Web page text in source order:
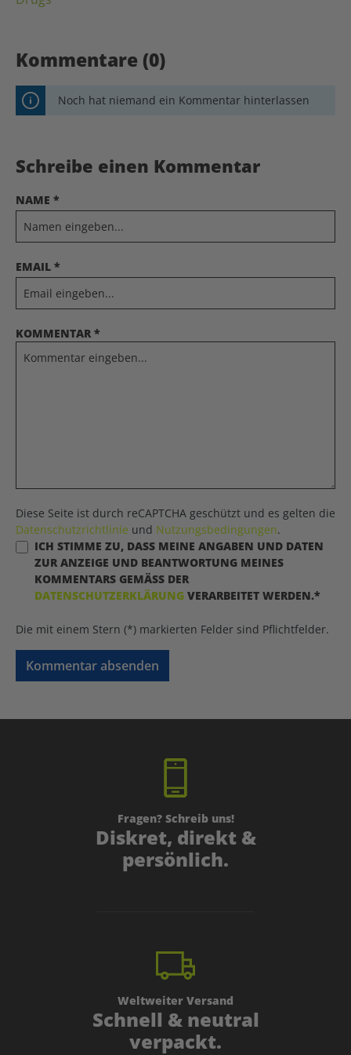
Kommentare (0)
Noch hat niemand ein Kommentar hinterlassen
Schreibe einen Kommentar
NAME *
EMAIL *
KOMMENTAR *
Diese Seite ist durch reCAPTCHA geschützt und es gelten die
Datenschutzrichtlinie und Nutzungsbedingungen.
ICH STIMME ZU, DASS MEINE ANGABEN UND DATEN
ZUR ANZEIGE UND BEANTWORTUNG MEINES
KOMMENTARS GEMÄSS DER
DATENSCHUTZERKLÄRUNG VERARBEITET WERDEN.*
Die mit einem Stern (*) markierten Felder sind Pflichtfelder.
Kommentar absenden
Fragen? Schreib uns!
Diskret, direkt &
persönlich.
Weltweiter Versand
Schnell & neutral
verpackt.